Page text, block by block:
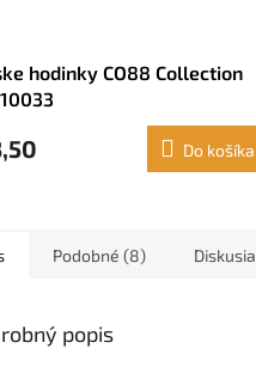
hodinky CO88 Collection
Do košíka
Podobné (8) Diskusia
popis